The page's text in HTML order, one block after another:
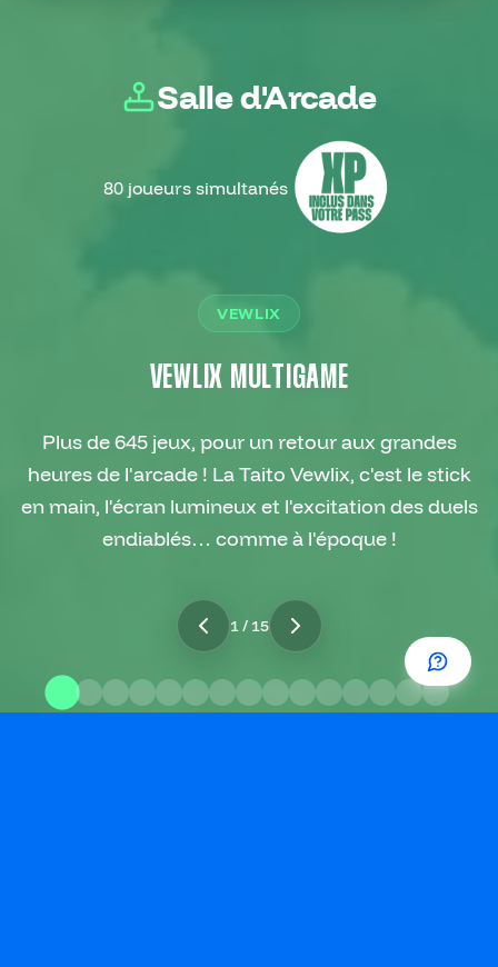
Salle d'Arcade
80 joueurs simultanés
VEWLIX
VEWLIX MULTIGAME
Plus de 645 jeux, pour un retour aux grandes
heures de l'arcade ! La Taito Vewlix, c'est le stick
en main, l'écran lumineux et l'excitation des duels
endiablés… comme à l'époque !
1 / 15